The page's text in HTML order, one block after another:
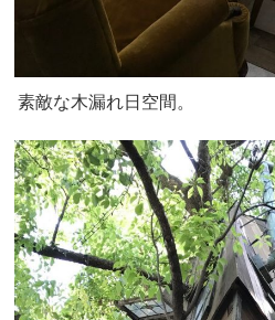
素敵な木漏れ日空間。